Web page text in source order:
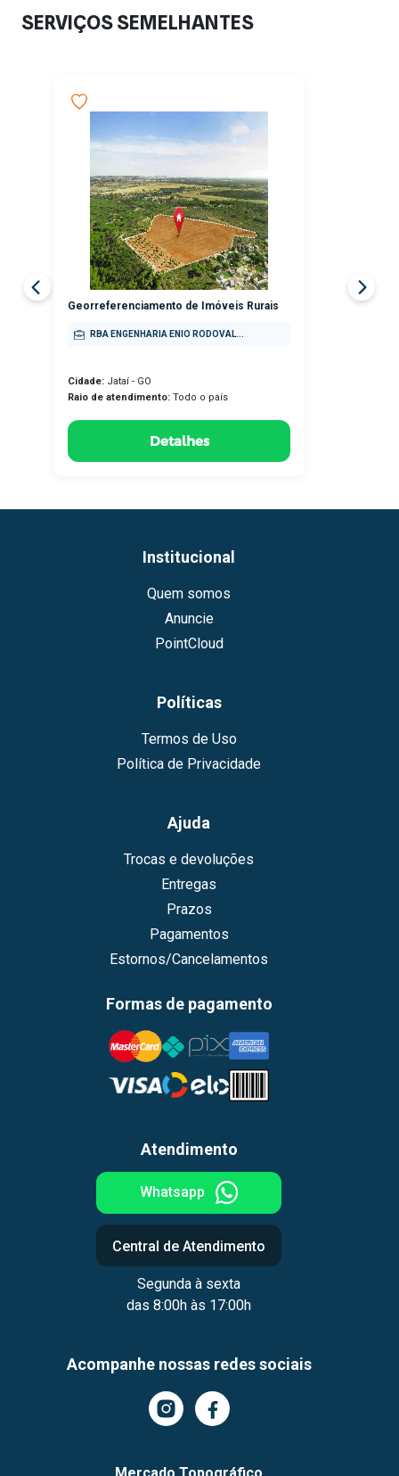
SERVIÇOS SEMELHANTES
Georreferenciamento de Imóveis Rurais
RBA ENGENHARIA ENIO RODOVAL...
Cidade: Jataí - GO
Raio de atendimento: Todo o país
Detalhes
Institucional
Quem somos
Anuncie
PointCloud
Políticas
Termos de Uso
Política de Privacidade
Ajuda
Trocas e devoluções
Entregas
Prazos
Pagamentos
Estornos/Cancelamentos
Formas de pagamento
Atendimento
Whatsapp
Central de Atendimento
Segunda à sexta
das 8:00h às 17:00h
Acompanhe nossas redes sociais